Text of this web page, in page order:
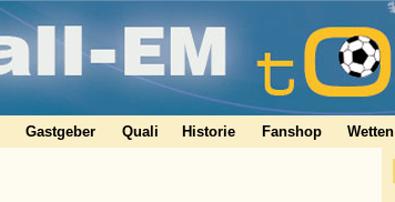
Gastgeber Quali Historie Fanshop Wetten